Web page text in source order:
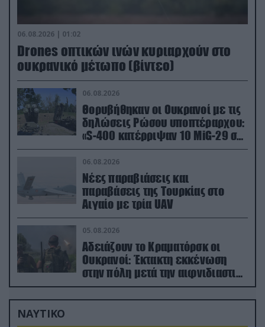
06.08.2026 | 01:02
Drones οπτικών ινών κυριαρχούν στο
ουκρανικό μέτωπο (βίντεο)
06.08.2026
Θορυβήθηκαν οι Ουκρανοί με τις
δηλώσεις Ρώσου υποπτέραρχου:
«S-400 κατέρριψαν 10 MiG-29 σε
μόλις μια μέρα!»
06.08.2026
Νέες παραβιάσεις και
παραβάσεις της Τουρκίας στο
Αιγαίο με τρία UAV
05.08.2026
Αδειάζουν το Κραματόρσκ οι
Ουκρανοί: Έκτακτη εκκένωση
στην πόλη μετά την αιφνιδιαστική
προώθηση των Ρώσων (βίντεο)
ΝΑΥΤΙΚΟ